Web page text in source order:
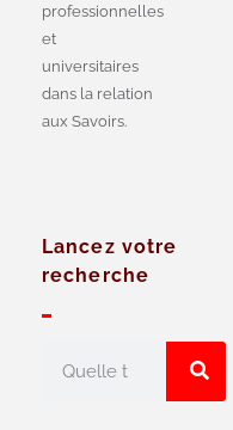
professionnelles
et
universitaires
dans la relation
aux Savoirs.
Lancez votre
recherche